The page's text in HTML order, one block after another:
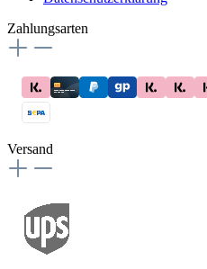
Zahlungsarten
Versand